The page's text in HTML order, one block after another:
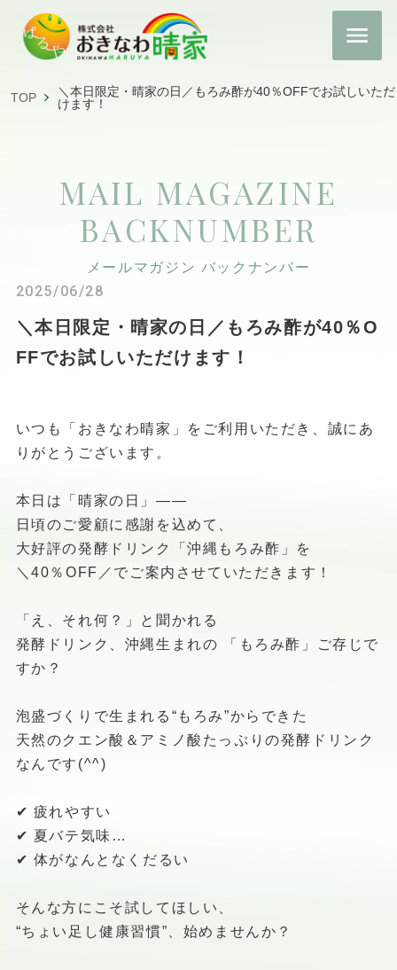
TOP
＼本日限定・晴家の日／もろみ酢が40％OFFでお試しいただ
けます！
MAIL MAGAZINE
BACKNUMBER
メールマガジン バックナンバー
2025/06/28
＼本日限定・晴家の日／もろみ酢が40％O
FFでお試しいただけます！
いつも「おきなわ晴家」をご利用いただき、誠にあ
りがとうございます。
本日は「晴家の日」——
日頃のご愛顧に感謝を込めて、
大好評の発酵ドリンク「沖縄もろみ酢」を
＼40％OFF／でご案内させていただきます！
「え、それ何？」と聞かれる
発酵ドリンク、沖縄生まれの 「もろみ酢」ご存じで
すか？
泡盛づくりで生まれる“もろみ”からできた
天然のクエン酸＆アミノ酸たっぷりの発酵ドリンク
なんです(^^)
✔ 疲れやすい
✔ 夏バテ気味…
✔ 体がなんとなくだるい
そんな方にこそ試してほしい、
“ちょい足し健康習慣”、始めませんか？